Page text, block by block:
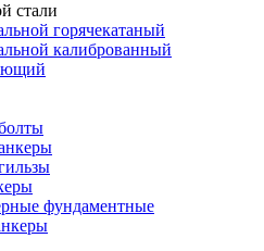
стали
горячекатаный
калиброванный
фундаментные